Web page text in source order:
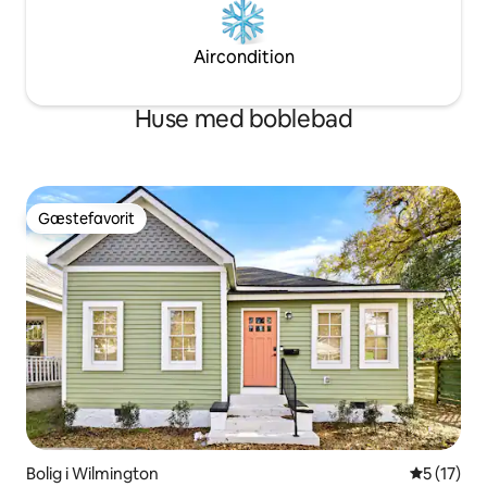
Aircondition
Huse med boblebad
Gæstefavorit
Gæstefavorit
Bolig i Wilmington 5 ud af 5
5 (17)